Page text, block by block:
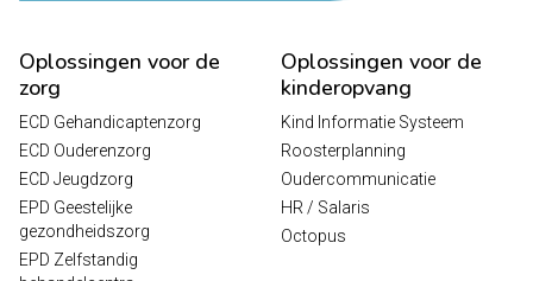
Oplossingen voor de
zorg
ECD Gehandicaptenzorg
ECD Ouderenzorg
ECD Jeugdzorg
EPD Geestelijke
gezondheidszorg
EPD Zelfstandig
Oplossingen voor de
kinderopvang
Kind Informatie Systeem
Roosterplanning
Oudercommunicatie
HR / Salaris
Octopus